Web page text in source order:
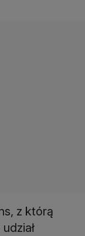
z którą